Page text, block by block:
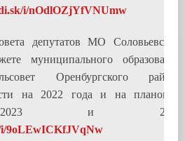
i/nOdlOZjYfVNUmw
депутатов МО Соловьевский
муниципального образования
Оренбургского района
на 2022 года и на плановый
2023 и 2024
i/9oLEwICKfJVqNw